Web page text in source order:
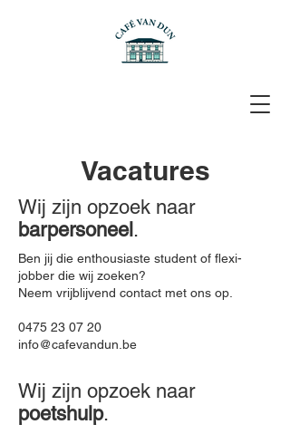
Vacatures
Wij zijn opzoek naar
barpersoneel .
Ben jij die enthousiaste student of flexi-
jobber die wij zoeken?
Neem vrijblijvend contact met ons op.
0475 23 07 20
info@cafevandun.be
Wij zijn opzoek naar
poetshulp.